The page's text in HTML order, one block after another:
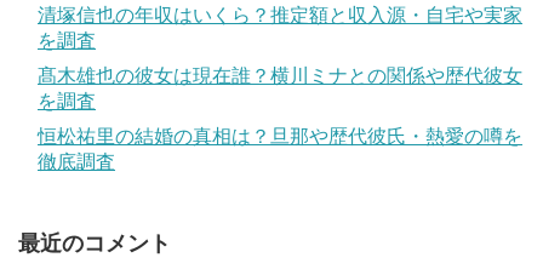
清塚信也の年収はいくら？推定額と収入源・自宅や実家
を調査
髙木雄也の彼女は現在誰？横川ミナとの関係や歴代彼女
を調査
恒松祐里の結婚の真相は？旦那や歴代彼氏・熱愛の噂を
徹底調査
最近のコメント